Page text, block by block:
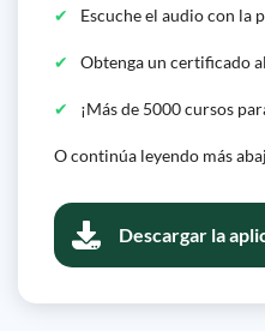
Escuche el audio con la
Obtenga un certificado
¡Más de 5000 cursos
O continúa leyendo más
Descargar la